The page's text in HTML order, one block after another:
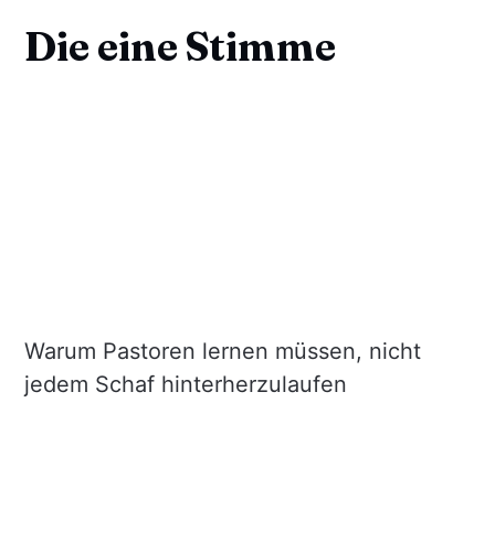
Die eine Stimme
Warum Pastoren lernen müssen, nicht
jedem Schaf hinterherzulaufen